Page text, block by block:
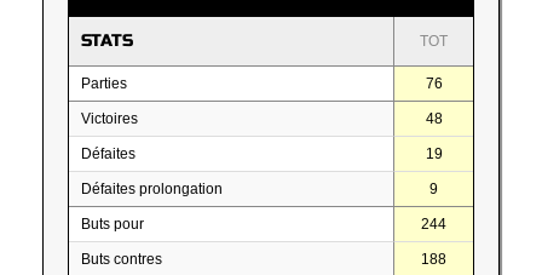
STATS TOT
Parties 76
Victoires 48
Défaites 19
Défaites prolongation 9
Buts pour 244
Buts contres 188